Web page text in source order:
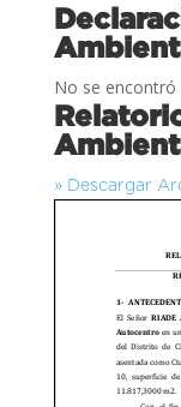
No se encontró
» Descargar